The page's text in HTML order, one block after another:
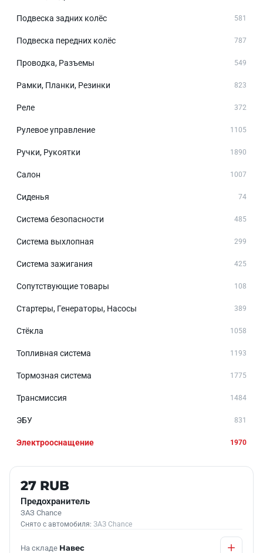
Подвеска задних колёс 581
Подвеска передних колёс 787
Проводка, Разъемы 549
Рамки, Планки, Резинки 823
Реле 372
Рулевое управление 1105
Ручки, Рукоятки 1890
Салон 1007
Сиденья 74
Система безопасности 485
Система выхлопная 299
Система зажигания 425
Сопутствующие товары 108
Стартеры, Генераторы, Насосы 389
Стёкла 1058
Топливная система 1193
Тормозная система 1775
Трансмиссия 1484
ЭБУ 831
Электрооснащение 1970
Б/У В НАЛИЧИИ
27 RUB
Предохранитель
ЗАЗ Chance
Снято с автомобиля: ЗАЗ Chance
На складе Навес